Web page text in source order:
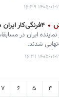
۰۱-۱۷ ۱۶:۳۹
۴فرنگی‌کار ایران در نیمه‌نهایی قهرمانی آسیا
نماینده ایران در
شدند.
۰۱-۱۷ ۱۶:۳۱
۴ ۵ ۶ ۷